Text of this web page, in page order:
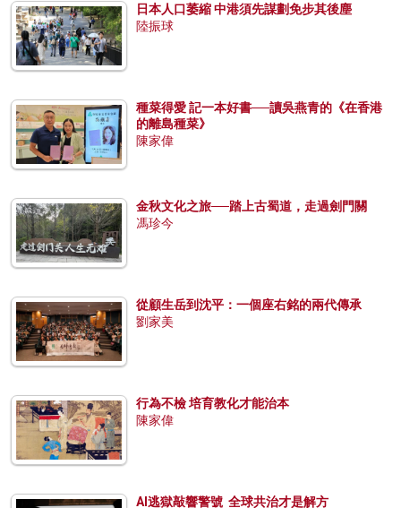
日本人口萎縮 中港須先謀劃免步其後塵
陸振球
種菜得愛 記一本好書──讀吳燕青的《在香港
的離島種菜》
陳家偉
金秋文化之旅──踏上古蜀道，走過劍門關
馮珍今
從顧生岳到沈平：一個座右銘的兩代傳承
劉家美
行為不檢 培育教化才能治本
陳家偉
AI逃獄敲響警號 全球共治才是解方